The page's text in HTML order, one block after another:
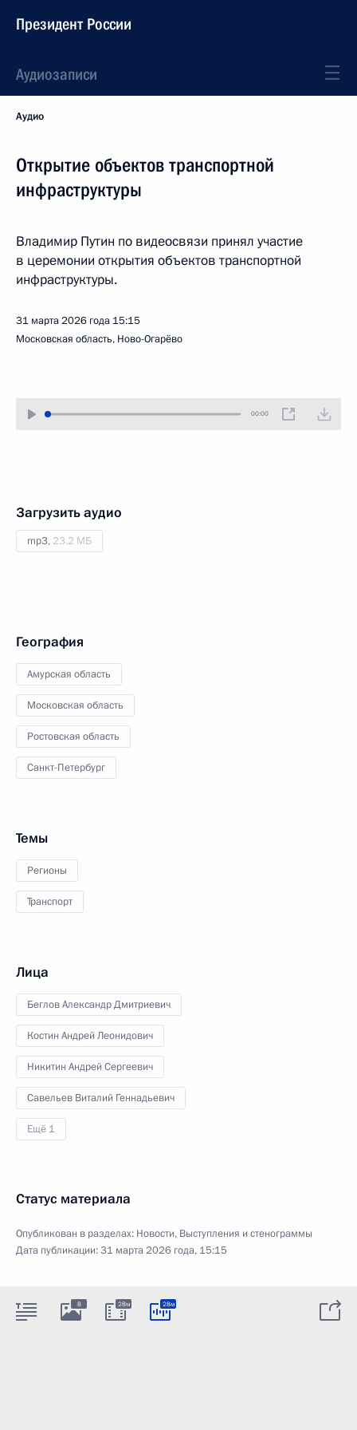
Президент России
Аудиозаписи
Аудио
Открытие объектов транспортной
инфраструктуры
Владимир Путин по видеосвязи принял участие
в церемонии открытия объектов транспортной
инфраструктуры.
31 марта 2026 года 15:15
Московская область, Ново-Огарёво
00:00
Загрузить аудио
mp3, 23.2 МБ
География
Амурская область
Московская область
Ростовская область
Санкт-Петербург
Темы
Регионы
Транспорт
Лица
Беглов Александр Дмитриевич
Костин Андрей Леонидович
Никитин Андрей Сергеевич
Савельев Виталий Геннадьевич
Ещё 1
Статус материала
Опубликован в разделах: Новости, Выступления и стенограммы
Дата публикации:31 марта 2026 года, 15:15
8 28м 28м